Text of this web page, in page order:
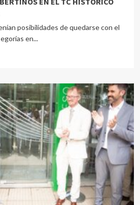
posibilidades de quedarse con el
en...